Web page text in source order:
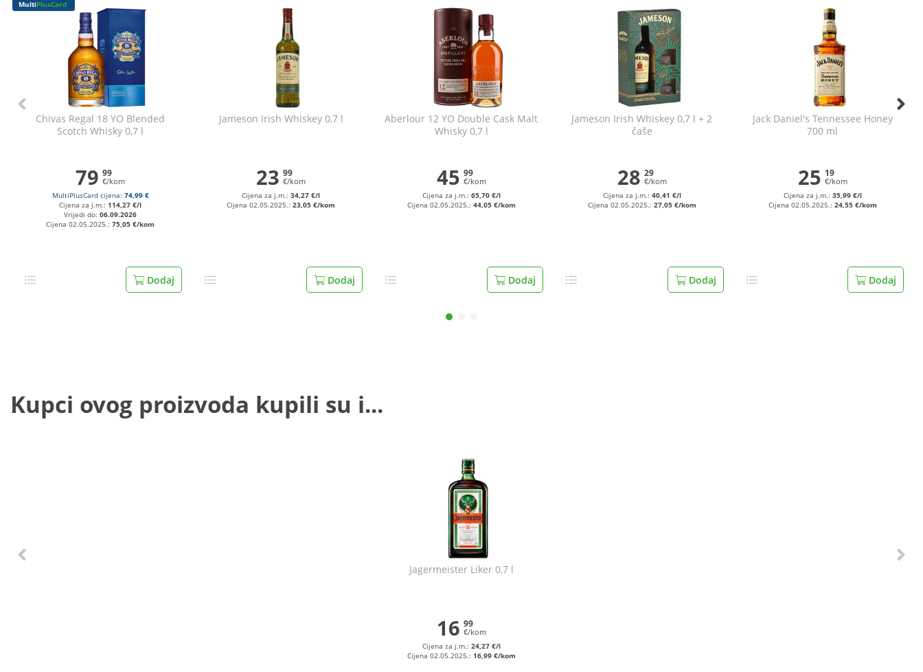
MultiPlusCard
Chivas Regal 18 YO Blended
Scotch Whisky 0,7 l
79 99
€/kom
MultiPlusCard cijena: 74,99 €
Cijena za j.m.:114,27 €/l
Vrijedi do:06.09.2026
Cijena 02.05.2025.:75,05 €/kom
Dodaj
Jameson Irish Whiskey 0,7 l
23 99
€/kom
Cijena za j.m.:34,27 €/l
Cijena 02.05.2025.:23,05 €/kom
Dodaj
Aberlour 12 YO Double Cask Malt
Whisky 0,7 l
45 99
€/kom
Cijena za j.m.: 65,70 €/l
Cijena 02.05.2025.: 44,05 €/kom
Dodaj
Jameson Irish Whiskey 0,7 l + 2
čaše
28 29
€/kom
Cijena za j.m.: 40,41 €/l
Cijena 02.05.2025.: 27,05 €/kom
Dodaj
Jack Daniel's Tennessee Honey
700 ml
25 19
€/kom
Cijena za j.m.: 35,99 €/l
Cijena 02.05.2025.: 24,55 €/kom
Dodaj
Kupci ovog proizvoda kupili su i...
Jagermeister Liker 0,7 l
16 99
€/kom
Cijena za j.m.: 24,27 €/l
Cijena 02.05.2025.: 16,99 €/kom